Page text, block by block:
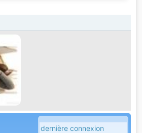
dernière connexion